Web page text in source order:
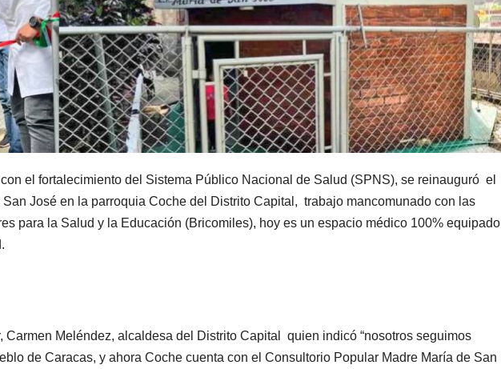
el fortalecimiento del Sistema Público Nacional de Salud (SPNS), se reinauguró el
José en la parroquia Coche del Distrito Capital, trabajo mancomunado con las
para la Salud y la Educación (Bricomiles), hoy es un espacio médico 100% equipado
Carmen Meléndez, alcaldesa del Distrito Capital quien indicó “nosotros seguimos
de Caracas, y ahora Coche cuenta con el Consultorio Popular Madre María de San